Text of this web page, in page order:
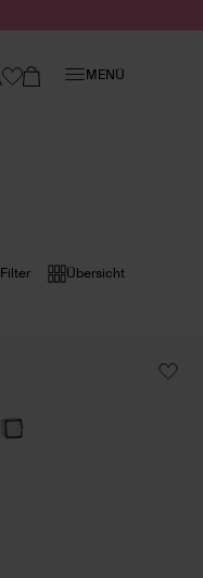
MENÜ
Filter Übersicht